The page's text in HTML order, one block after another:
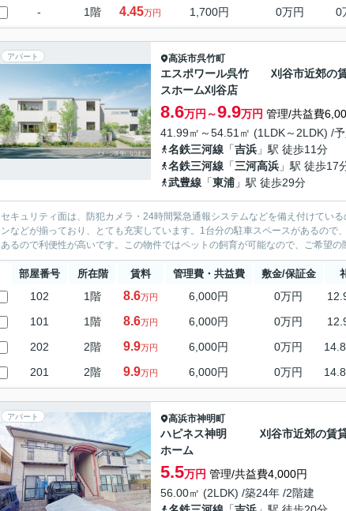
- 1階 4.45万円 1,700円 0万円 0
アパート 高浜市呉竹町
エスポワール呉竹 刈谷市近郊の
スホーム刈谷店
8.6万円～9.9万円 管理/共益費
41.99㎡～54.51㎡ (1LDK～2LDK) /
名鉄三河線 「吉浜 」駅 徒歩11分
名鉄三河線 「三河高浜 」駅 徒歩17
武豊線 「東浦 」駅 徒歩29分
セキュリティ面は、防犯カメラ・24時間緊急通報システムなどを備え付けてい
ンなどが揃っており、とても充実しています。1台分の駐車スペースがあるの
あるので利便性が高いです。この物件ではペットの飼育が可能なので、ご希望
部屋番号 所在階 賃料 管理費・共益費 敷金/保証金
102 1階 8.6万円 6,000円 0万円
101 1階 8.6万円 6,000円 0万円
202 2階 9.9万円 6,000円 0万円
201 2階 9.9万円 6,000円 0万円
アパート 高浜市神明町
ハピネス神明 刈谷市近郊の賃貸
ホーム
5.5万円 管理/共益費4,000円
56.00㎡ (2LDK) /築24年 /2階建